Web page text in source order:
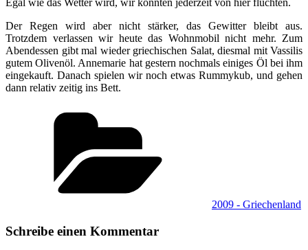
Der Regen wird aber nicht stärker, das Gewitter bleibt aus.
Trotzdem verlassen wir heute das Wohnmobil nicht mehr. Zum
Abendessen gibt mal wieder griechischen Salat, diesmal mit Vassilis
gutem Olivenöl. Annemarie hat gestern nochmals einiges Öl bei ihm
eingekauft. Danach spielen wir noch etwas Rummykub, und gehen
dann relativ zeitig ins Bett.
2009 - Griechenland
Schreibe einen Kommentar